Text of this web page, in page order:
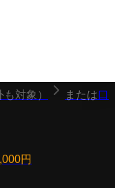
も対象） または口
円